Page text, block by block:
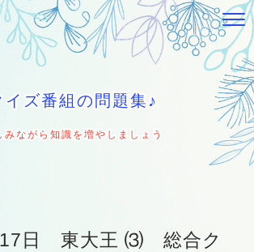
イズ番組の問題集♪
みながら知識を増やしましょう
17日 東大王 ⑶ 総合ク